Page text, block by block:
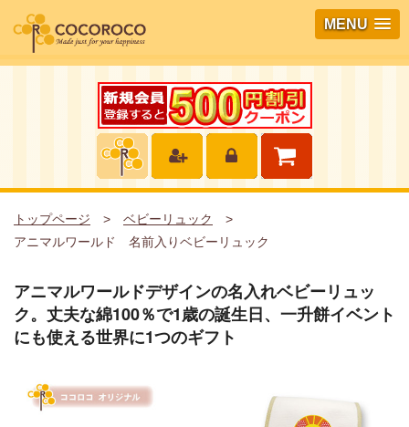
MENU
トップページ
ベビーリュック
アニマルワールド 名前入りベビーリュック
アニマルワールドデザインの名入れベビーリュッ
ク。丈夫な綿100％で1歳の誕生日、一升餅イベント
にも使える世界に1つのギフト